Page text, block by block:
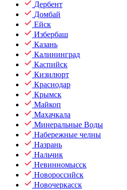
Дербент
Домбай
Ейск
Избербаш
Казань
Калининград
Каспийск
Кизилюрт
Краснодар
Крымск
Майкоп
Махачкала
Минеральные Воды
Набережные челны
Назрань
Нальчик
Невинномысск
Новороссийск
Новочеркасск